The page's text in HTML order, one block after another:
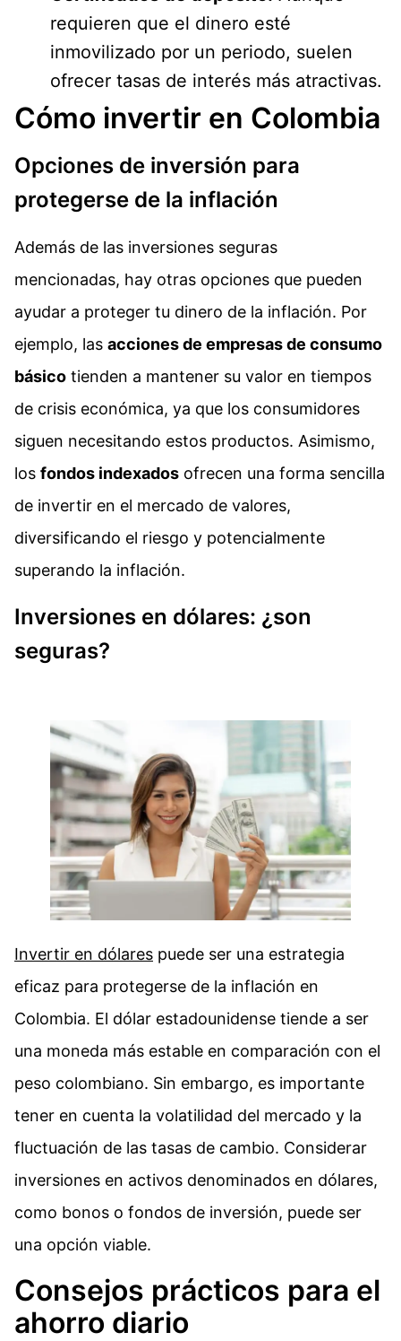
requieren que el dinero esté
inmovilizado por un periodo, suelen
ofrecer tasas de interés más atractivas.
Cómo invertir en Colombia
Opciones de inversión para
protegerse de la inflación
Además de las inversiones seguras
mencionadas, hay otras opciones que pueden
ayudar a proteger tu dinero de la inflación. Por
ejemplo, las acciones de empresas de consumo
básico tienden a mantener su valor en tiempos
de crisis económica, ya que los consumidores
siguen necesitando estos productos. Asimismo,
los fondos indexados ofrecen una forma sencilla
de invertir en el mercado de valores,
diversificando el riesgo y potencialmente
superando la inflación.
Inversiones en dólares: ¿son
seguras?
Invertir en dólares puede ser una estrategia
eficaz para protegerse de la inflación en
Colombia. El dólar estadounidense tiende a ser
una moneda más estable en comparación con el
peso colombiano. Sin embargo, es importante
tener en cuenta la volatilidad del mercado y la
fluctuación de las tasas de cambio. Considerar
inversiones en activos denominados en dólares,
como bonos o fondos de inversión, puede ser
una opción viable.
Consejos prácticos para el
ahorro diario